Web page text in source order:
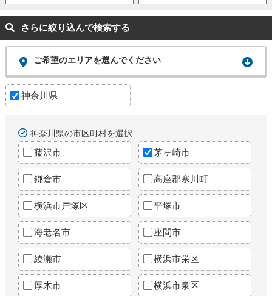
さらに絞り込んで検索する
ご希望のエリアを選んでください
神奈川県
神奈川県の市区町村を選択
藤沢市 茅ヶ崎市
鎌倉市 高座郡寒川町
横浜市戸塚区 平塚市
海老名市 座間市
綾瀬市 横浜市栄区
厚木市 横浜市泉区